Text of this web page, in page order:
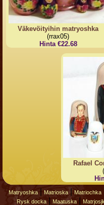
Väkevöityihin matryoshka
(rrax05)
Hinta €22.68
Rafael
Matryoshka| Matrioska| Matriochka|
Rysk docka| Maatuska|